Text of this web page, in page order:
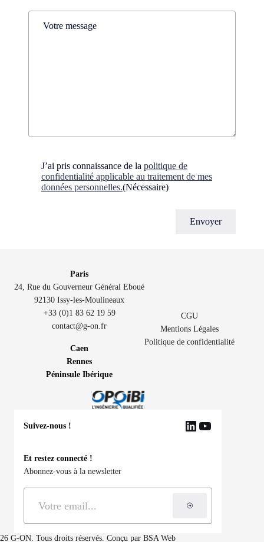
Comments
Consent(Nécessaire)
J’ai pris connaissance de la politique de
confidentialité applicable au traitement de mes
données personnelles.(Nécessaire)
Paris
24, Rue du Gouverneur Général Eboué
92130 Issy-les-Moulineaux
+33 (0)1 83 62 19 59
contact@g-on.fr
Caen
Rennes
Péninsule Ibérique
G-ON. Tous droits réservés. Conçu par BSA Web
CGU
Mentions Légales
Politique de confidentialité
Suivez-nous ! LinkedIn
YouTube
Et restez connecté !
Abonnez-vous à la newsletter